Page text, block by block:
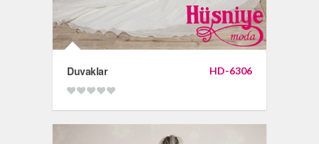
HD-6306
Duvaklar